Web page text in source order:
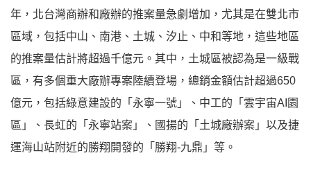
年，北台灣商辦和廠辦的推案量急劇增加，尤其是在雙北市
區域，包括中山、南港、土城、汐止、中和等地，這些地區
的推案量估計將超過千億元。其中，土城區被認為是一級戰
區，有多個重大廠辦專案陸續登場，總銷金額估計超過650
億元，包括綠意建設的「永寧一號」、中工的「雲宇宙AI園
區」、長虹的「永寧站案」、國揚的「土城廠辦案」以及捷
運海山站附近的勝翔開發的「勝翔-九鼎」等。